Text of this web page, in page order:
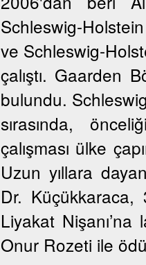
Schleswig-
ve Schleswig-
çalıştı. Gaarden
bulundu.
sırasında,
çalışması ülke
Uzun yıllara
Dr.
Liyakat
Onur Rozeti ile